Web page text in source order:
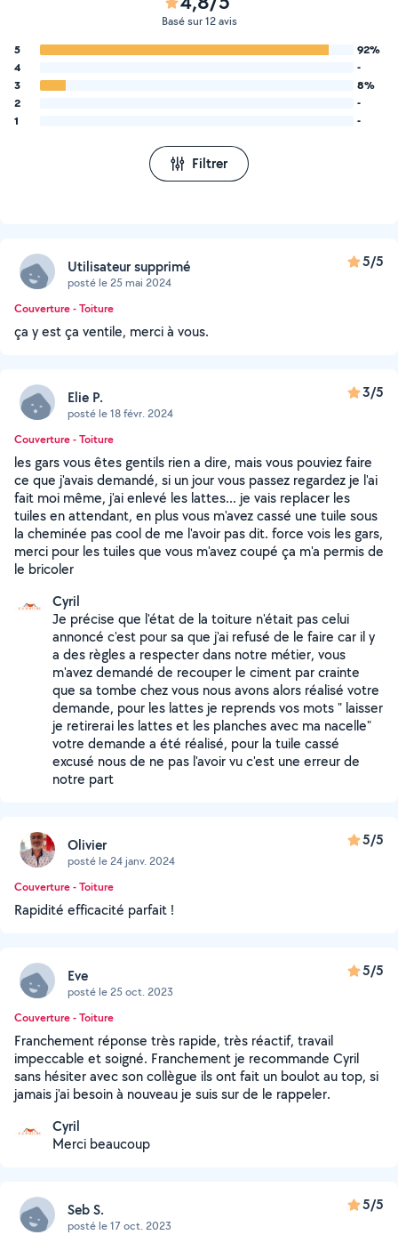
Basé sur 12 avis
5
92%
4
-
3
8%
2
-
1
-
Filtrer
Utilisateur supprimé
posté le 25 mai 2024
5/5
Couverture - Toiture
ça y est ça ventile, merci à vous.
Elie P.
posté le 18 févr. 2024
3/5
Couverture - Toiture
les gars vous êtes gentils rien a dire, mais vous pouviez faire
ce que j'avais demandé, si un jour vous passez regardez je l'ai
fait moi même, j'ai enlevé les lattes... je vais replacer les
tuiles en attendant, en plus vous m'avez cassé une tuile sous
la cheminée pas cool de me l'avoir pas dit. force vois les gars,
merci pour les tuiles que vous m'avez coupé ça m'a permis de
le bricoler
Cyril
Je précise que l'état de la toiture n'était pas celui
annoncé c'est pour sa que j'ai refusé de le faire car il y
a des règles a respecter dans notre métier, vous
m'avez demandé de recouper le ciment par crainte
que sa tombe chez vous nous avons alors réalisé votre
demande, pour les lattes je reprends vos mots " laisser
je retirerai les lattes et les planches avec ma nacelle"
votre demande a été réalisé, pour la tuile cassé
excusé nous de ne pas l'avoir vu c'est une erreur de
notre part
Olivier
posté le 24 janv. 2024
5/5
Couverture - Toiture
Rapidité efficacité parfait !
Eve
posté le 25 oct. 2023
5/5
Couverture - Toiture
Franchement réponse très rapide, très réactif, travail
impeccable et soigné. Franchement je recommande Cyril
sans hésiter avec son collègue ils ont fait un boulot au top, si
jamais j'ai besoin à nouveau je suis sur de le rappeler.
Cyril
Merci beaucoup
Seb S.
posté le 17 oct. 2023
5/5